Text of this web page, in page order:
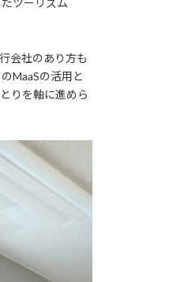
ツーリズム
会社のあり方も
MaaSの活用と
りを軸に進めら